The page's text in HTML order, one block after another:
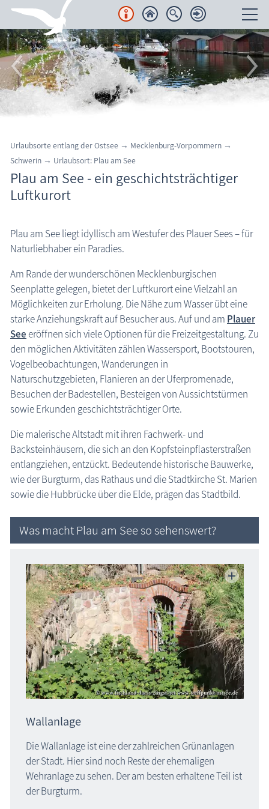
Unterkünfte
Regionales
Urlaubsorte
Halbinsel Fischland-Darß-Zingst
Insel Rügen
Insel Usedom
Region Rostock
Plau am See
Karte Urlaubsorte
Karten
Freizeit
Wissenswertes
Blog
Plau am See: Elde
Urlaubsorte entlang der Ostsee → Mecklenburg-Vorpommern →
Schwerin → Urlaubsort: Plau am See
Plau am See - ein geschichtsträchtiger
Luftkurort
Plau am See liegt idyllisch am Westufer des Plauer Sees – für
Naturliebhaber ein Paradies.
Am Rande der wunderschönen Mecklenburgischen
Seenplatte gelegen, bietet der Luftkurort eine Vielzahl an
Möglichkeiten zur Erholung. Die Nähe zum Wasser übt eine
starke Anziehungskraft auf Besucher aus. Auf und am Plauer
Seeeröffnen sich viele Optionen für die Freizeitgestaltung. Zu
den möglichen Aktivitäten zählen Wassersport, Bootstouren,
Vogelbeobachtungen, Wanderungen in
Naturschutzgebieten, Flanieren an der Uferpromenade,
Besuchen der Badestellen, Besteigen von Aussichtstürmen
sowie Erkunden geschichtsträchtiger Orte.
Die malerische Altstadt mit ihren Fachwerk- und
Backsteinhäusern, die sich an den Kopfsteinpflasterstraßen
entlangziehen, entzückt. Bedeutende historische Bauwerke,
wie der Burgturm, das Rathaus und die Stadtkirche St. Marien
sowie die Hubbrücke über die Elde, prägen das Stadtbild.
Was macht Plau am See so sehenswert?
Wallanlage
Die Wallanlage ist eine der zahlreichen Grünanlagen
der Stadt. Hier sind noch Reste der ehemaligen
Wehranlage zu sehen. Der am besten erhaltene Teil ist
der Burgturm.